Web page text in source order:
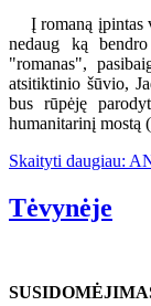
Į romaną įpintas
nedaug ką
"romanas",
atsitiktinio šūvio,
bus rūpėję
humanitarinį mostą
Skaityti daugiau:
Tėvynėje